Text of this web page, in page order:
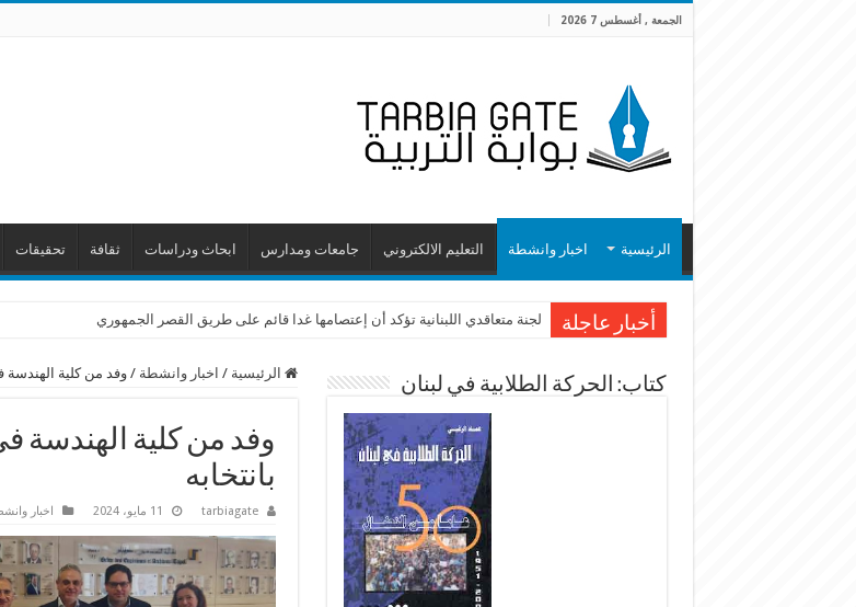
الجمعة , أغسطس 7 2026
الرئيسية اخبار وانشطة التعليم الالكتروني جامعات ومدارس ابحاث ودراسات ثقافة تحقيقات
أخبار عاجلة لجنة متعاقدي اللبنانية تؤكد أن إعتصامها غدا قائم على طريق القصر الجمهوري
الرئيسية / اخبار وانشطة / وفد من كلية الهندسة
وفد من كلية الهندسة في
بانتخابه
tarbiagate 11 مايو، 2024 اخبار
كتاب: الحركة الطلابية في لبنان